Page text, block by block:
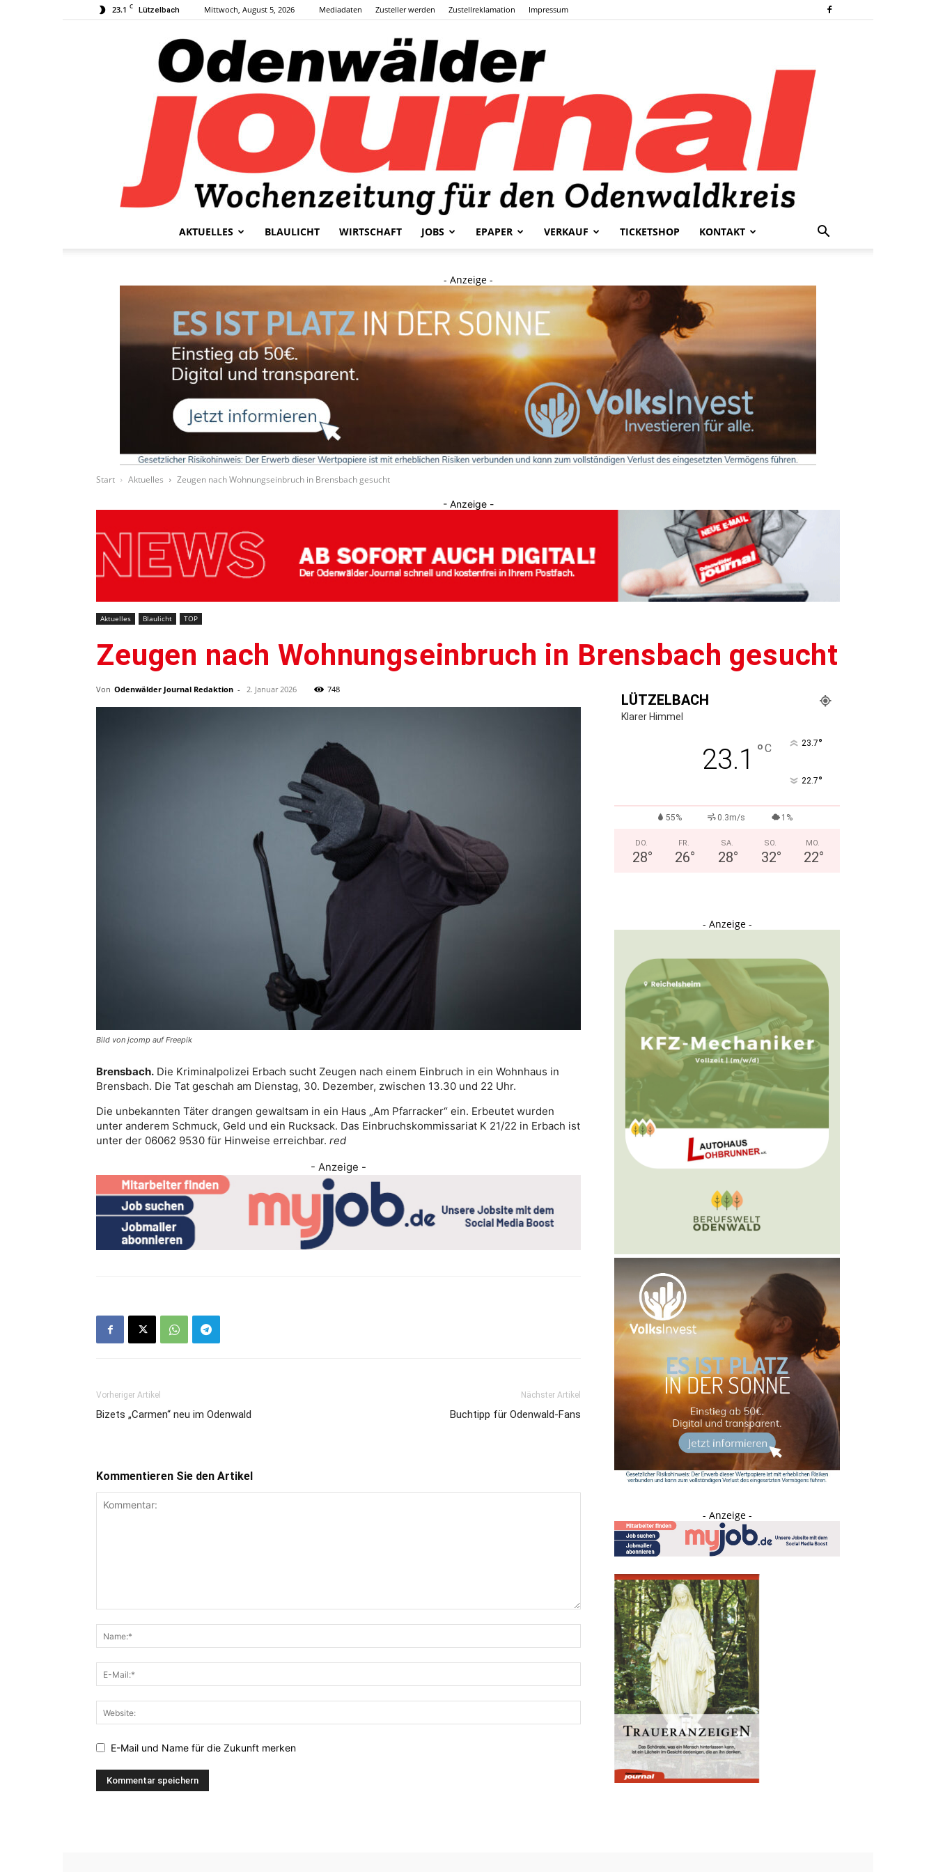
23.1 C Lützelbach Mittwoch, August 5, 2026 Mediadaten Zusteller werden Zustellreklamation Impressum
AKTUELLES BLAULICHT WIRTSCHAFT JOBS EPAPER VERKAUF TICKETSHOP KONTAKT
- Anzeige -
Start Aktuelles Zeugen nach Wohnungseinbruch in Brensbach gesucht
- Anzeige -
Aktuelles Blaulicht TOP
Zeugen nach Wohnungseinbruch in Brensbach gesucht
Von Odenwälder Journal Redaktion - 2. Januar 2026 748
Bild von jcomp auf Freepik
Brensbach. Die Kriminalpolizei Erbach sucht Zeugen nach einem Einbruch in ein Wohnhaus in
Brensbach. Die Tat geschah am Dienstag, 30. Dezember, zwischen 13.30 und 22 Uhr.
Die unbekannten Täter drangen gewaltsam in ein Haus „Am Pfarracker“ ein. Erbeutet wurden
unter anderem Schmuck, Geld und ein Rucksack. Das Einbruchskommissariat K 21/22 in Erbach ist
unter der 06062 9530 für Hinweise erreichbar. red
- Anzeige -
Vorheriger Artikel
Bizets „Carmen“ neu im Odenwald
Nächster Artikel
Buchtipp für Odenwald-Fans
Kommentieren Sie den Artikel
E-Mail und Name für die Zukunft merken
LÜTZELBACH
Klarer Himmel
23.1 °C 23.7°
22.7°
55% 0.3m/s 1%
DO.
28°
FR.
26°
SA.
28°
SO.
32°
MO.
22°
- Anzeige -
- Anzeige -